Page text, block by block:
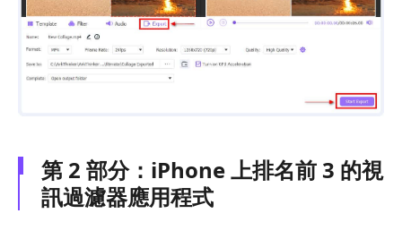
第 2 部分：iPhone 上排名前 3 的視
訊過濾器應用程式